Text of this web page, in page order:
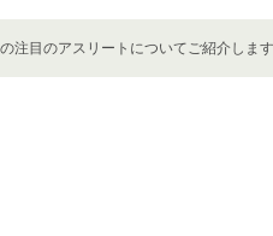
注目のアスリートについてご紹介します